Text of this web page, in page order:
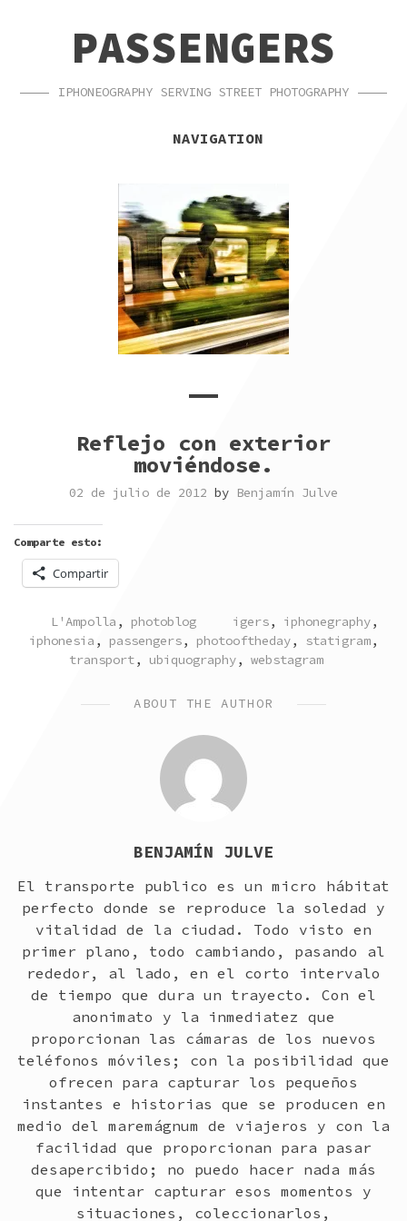
NAVIGATIONPASSENGERS
IPHONEOGRAPHY SERVING STREET PHOTOGRAPHY
NAVIGATION
Reflejo con exterior
moviéndose.
02 de julio de 2012 by Benjamín Julve
Comparte esto:
Compartir
POSTED
IN
L'Ampolla , photoblog TAGGED
igers, iphonegraphy,
iphonesia , passengers, photooftheday, statigram,
transport, ubiquography, webstagram
ABOUT THE AUTHOR
BENJAMÍN JULVE
El transporte publico es un micro hábitat
perfecto donde se reproduce la soledad y
vitalidad de la ciudad. Todo visto en
primer plano, todo cambiando, pasando al
rededor, al lado, en el corto intervalo
de tiempo que dura un trayecto. Con el
anonimato y la inmediatez que
proporcionan las cámaras de los nuevos
teléfonos móviles; con la posibilidad que
ofrecen para capturar los pequeños
instantes e historias que se producen en
medio del maremágnum de viajeros y con la
facilidad que proporcionan para pasar
desapercibido; no puedo hacer nada más
que intentar capturar esos momentos y
situaciones, coleccionarlos,